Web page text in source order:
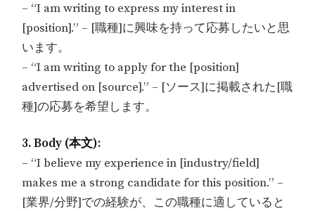
– “I am writing to express my interest in
[position].” – [職種]に興味を持って応募したいと思
います。
– “I am writing to apply for the [position]
advertised on [source].” – [ソース]に掲載された[職
種]の応募を希望します。
3. Body (本文):
– “I believe my experience in [industry/field]
makes me a strong candidate for this position.” –
[業界/分野]での経験が、この職種に適していると